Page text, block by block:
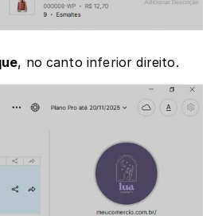
, no canto inferior direito.